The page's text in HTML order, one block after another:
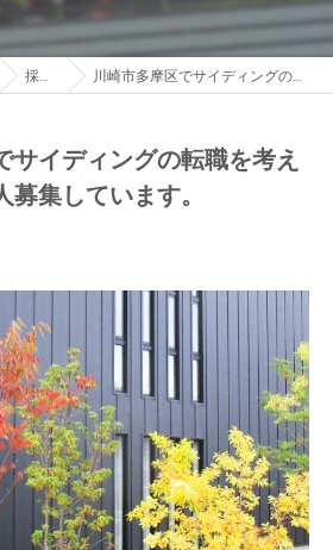
採用ブログ 川崎市多摩区でサイディングの転職を考えている方、求人募集しています。
サイディングの転職を考え
集しています。